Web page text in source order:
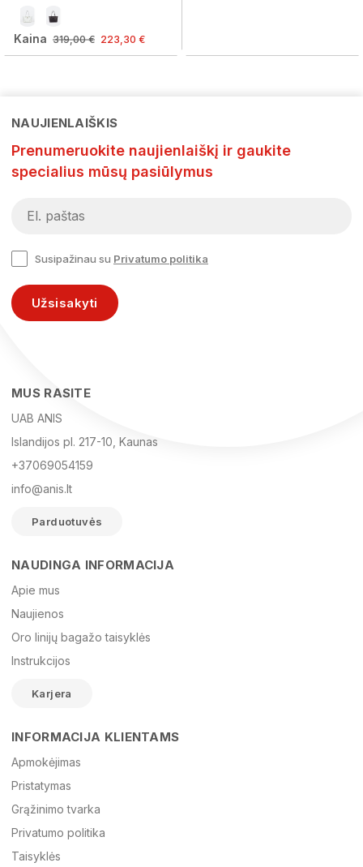
Kaina 319,00 € 223,30 €
El. paštas
Žinutė
NAUJIENLAIŠKIS
Prenumeruokite naujienlaiškį ir gaukite
specialius mūsų pasiūlymus
Susipažinau su Privatumo politika
Užsisakyti
MUS RASITE
UAB ANIS
Islandijos pl. 217-10, Kaunas
+37069054159
info@anis.lt
Parduotuvės
NAUDINGA INFORMACIJA
Apie mus
Naujienos
Oro linijų bagažo taisyklės
Instrukcijos
Karjera
INFORMACIJA KLIENTAMS
Apmokėjimas
Pristatymas
Grąžinimo tvarka
Privatumo politika
Taisyklės